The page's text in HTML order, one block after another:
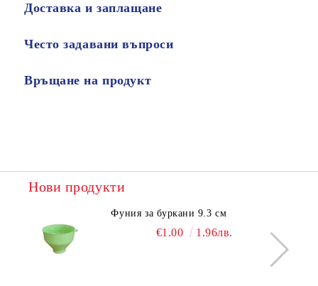
Доставка и заплащане
Често задавани въпроси
Връщане на продукт
Нови продукти
Фуния за буркани 9.3 см
€1.00 1.96лв.